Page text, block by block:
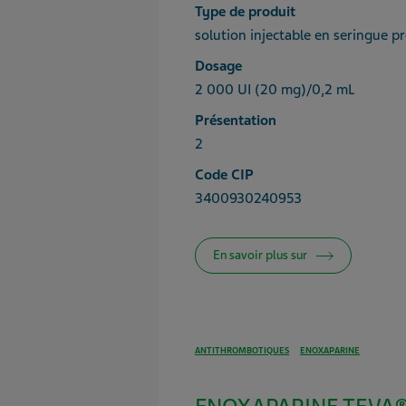
Type de produit
solution injectable en seringue
Dosage
2 000 UI (20 mg)/0,2 mL
Présentation
2
Code CIP
3400930240953
En savoir plus sur
ANTITHROMBOTIQUES ENOXAPARINE